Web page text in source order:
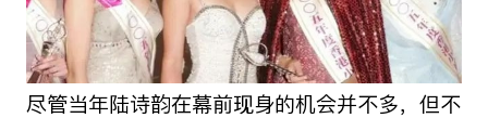
尽管当年陆诗韵在幕前现身的机会并不多，但不